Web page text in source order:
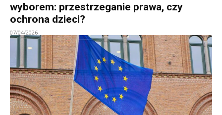
wyborem: przestrzeganie prawa, czy
ochrona dzieci?
07/04/2026